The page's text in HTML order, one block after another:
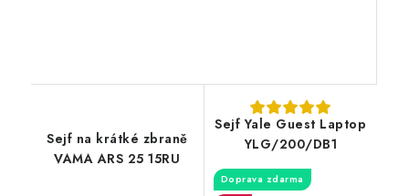
Sejf na krátké zbraně
VAMA ARS 25 15RU
Sejf Yale Guest Laptop
YLG/200/DB1
Doprava zdarma